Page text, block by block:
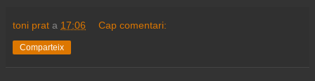
toni prat a 17:06 Cap comentari:
Comparteix